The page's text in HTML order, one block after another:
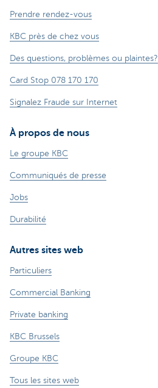
Prendre rendez-vous
KBC près de chez vous
Des questions, problèmes ou plaintes?
Card Stop 078 170 170
Signalez Fraude sur Internet
À propos de nous
Le groupe KBC
Communiqués de presse
Jobs
Durabilité
Autres sites web
Particuliers
Commercial Banking
Private banking
KBC Brussels
Groupe KBC
Tous les sites web